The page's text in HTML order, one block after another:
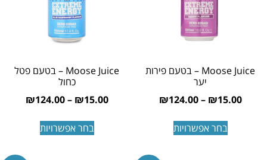
Moose Juice – בטעם פירות
יער
₪15.00
–
₪124.00
בחר אפשרויות
Moose Juice – בטעם פטל
כחול
₪15.00
–
₪124.00
בחר אפשרויות